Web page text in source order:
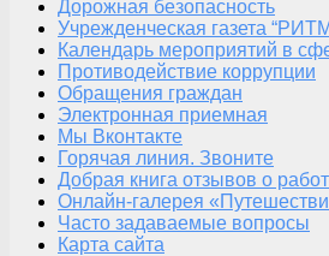
Дорожная безопасность
Учрежденческая газета
Календарь мероприятий в
Противодействие коррупции
Обращения граждан
Электронная приемная
Мы Вконтакте
Горячая линия. Звоните
Добрая книга отзывов о
Онлайн-галерея
Часто задаваемые вопросы
Карта сайта